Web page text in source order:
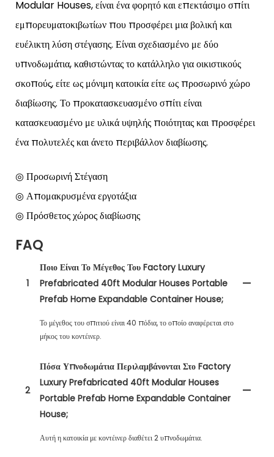
Modular Houses, είναι ένα φορητό και επεκτάσιμο σπίτι
εμπορευματοκιβωτίων που προσφέρει μια βολική και
ευέλικτη λύση στέγασης. Είναι σχεδιασμένο με δύο
υπνοδωμάτια, καθιστώντας το κατάλληλο για οικιστικούς
σκοπούς, είτε ως μόνιμη κατοικία είτε ως προσωρινό χώρο
διαβίωσης. Το προκατασκευασμένο σπίτι είναι
κατασκευασμένο με υλικά υψηλής ποιότητας και προσφέρει
ένα πολυτελές και άνετο περιβάλλον διαβίωσης.
◎ Προσωρινή Στέγαση
◎ Απομακρυσμένα εργοτάξια
◎ Πρόσθετος χώρος διαβίωσης
FAQ
1
Ποιο Είναι Το Μέγεθος Του Factory Luxury
Prefabricated 40ft Modular Houses Portable
Prefab Home Expandable Container House;
Το μέγεθος του σπιτιού είναι 40 πόδια, το οποίο αναφέρεται στο
μήκος του κοντέινερ.
2
Πόσα Υπνοδωμάτια Περιλαμβάνονται Στο Factory
Luxury Prefabricated 40ft Modular Houses
Portable Prefab Home Expandable Container
House;
Αυτή η κατοικία με κοντέινερ διαθέτει 2 υπνοδωμάτια.